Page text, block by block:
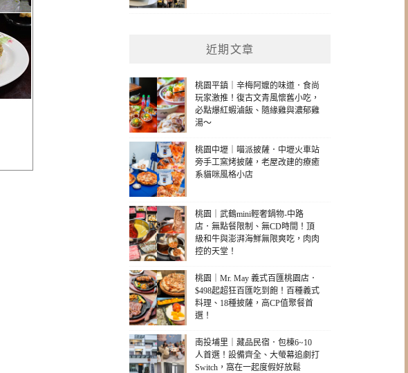
近期文章
桃園平鎮｜辛梅阿嬤的味道．食尚
玩家激推！復古文青風懷舊小吃，
必點爆紅蝦滷飯、隨緣雞與濃郁雞
湯～
桃園中壢｜喵派披薩．中壢火車站
旁手工窯烤披薩，老屋改建的療癒
系貓咪風格小店
桃園｜武鶴mini輕奢鍋物-中路
店．無點餐限制、無CD時間！頂
級和牛與澎湃海鮮無限爽吃，肉肉
控的天堂！
桃園｜Mr. May 義式百匯桃園店．
$498起超狂百匯吃到飽！百種義式
料理、18種披薩，高CP值聚餐首
選！
南投埔里｜藏品民宿．包棟6~10
人首選！設備齊全、大螢幕追劇打
Switch，窩在一起度假好放鬆